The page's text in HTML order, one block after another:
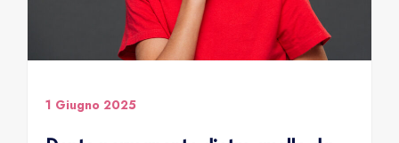
1 Giugno 2025